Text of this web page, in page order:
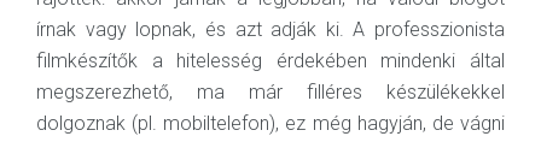
írnak vagy lopnak, és azt adják ki. A professzionista
filmkészítők a hitelesség érdekében mindenki által
megszerezhető, ma már filléres készülékekkel
dolgoznak (pl. mobiltelefon), ez még hagyján, de vágni